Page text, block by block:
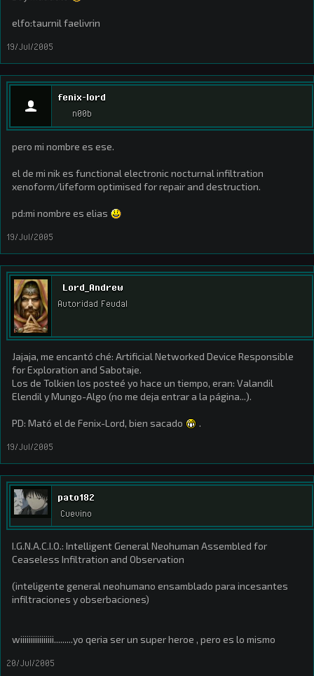
elfo:taurnil faelivrin
19/Jul/2005
fenix-lord
n00b
pero mi nombre es ese.
el de mi nik es functional electronic nocturnal infiltration
xenoform/lifeform optimised for repair and destruction.
pd:mi nombre es elias
19/Jul/2005
Lord_Andrew
Autoridad Feudal
Jajaja, me encantó ché: Artificial Networked Device Responsible
for Exploration and Sabotaje.
Los de Tolkien los posteé yo hace un tiempo, eran: Valandil
Elendil y Mungo-Algo (no me deja entrar a la página...).
PD: Mató el de Fenix-Lord, bien sacado .
19/Jul/2005
pato182
Cuevino
I.G.N.A.C.I.O.: Intelligent General Neohuman Assembled for
Ceaseless Infiltration and Observation
(inteligente general neohumano ensamblado para incesantes
infiltraciones y obserbaciones)
wiiiiiiiiiiiiiiii.........yo qeria ser un super heroe , pero es lo mismo
20/Jul/2005